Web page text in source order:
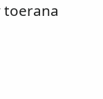
toerana